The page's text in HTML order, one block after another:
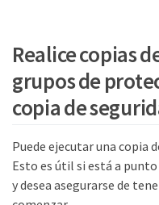
Realice copias
grupos de
copia de
Puede ejecutar una copia
Esto es útil si está a
y desea asegurarse de